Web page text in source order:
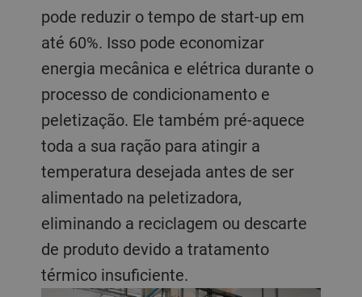
pode reduzir o tempo de start-up em
até 60%. Isso pode economizar
energia mecânica e elétrica durante o
processo de condicionamento e
peletização. Ele também pré-aquece
toda a sua ração para atingir a
temperatura desejada antes de ser
alimentado na peletizadora,
eliminando a reciclagem ou descarte
de produto devido a tratamento
térmico insuficiente.